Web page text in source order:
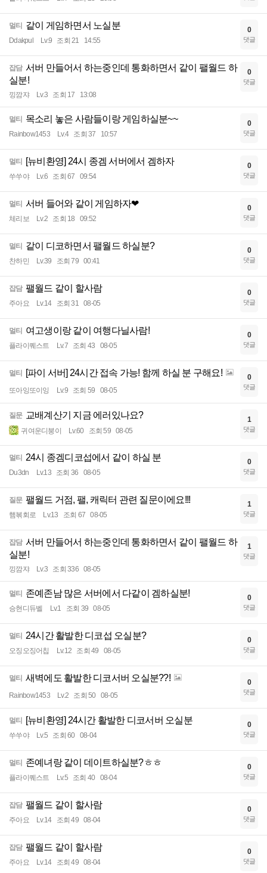
멀티 같이 게임하면서 노실분
Ddakpul Lv.9 조회 21 14:55
0
댓글
잡담 서버 만들어서 하는중인데 통화하면서 같이 팰월드 하
실분!
낑깜쟈 Lv.3 조회 17 13:08
0
댓글
멀티 목소리 놓은 사람들이랑 게임하실분~~
Rainbow1453 Lv.4 조회 37 10:57
0
댓글
멀티 [뉴비환영] 24시 종겜 서버에서 겜하자
쑤쑤야 Lv.6 조회 67 09:54
0
댓글
멀티 서버 들어와 같이 게임하자❤
체리보 Lv.2 조회 18 09:52
0
댓글
멀티 같이 디코하면서 팰월드 하실분?
찬하민 Lv.39 조회 79 00:41
0
댓글
잡담 팰월드 같이 할사람
주아요 Lv.14 조회 31 08-05
0
댓글
멀티 여고생이랑 같이 여행다닐사람!
플라이퀘스트 Lv.7 조회 43 08-05
0
댓글
멀티 [파이 서버] 24시간 접속 가능! 함께 하실 분 구해요!
또아잉또이잉 Lv.9 조회 59 08-05
0
댓글
질문 교배계산기 지금 에러있나요?
귀여운디붕이 Lv.60 조회 59 08-05
1
댓글
멀티 24시 종겜디코섭에서 같이 하실 분
Du3dn Lv.13 조회 36 08-05
0
댓글
질문 팰월드 거점, 팰, 캐릭터 관련 질문이에요!!!
햄볶회로 Lv.13 조회 67 08-05
1
댓글
잡담 서버 만들어서 하는중인데 통화하면서 같이 팰월드 하
실분!
낑깜쟈 Lv.3 조회 336 08-05
1
댓글
멀티 존예존남 많은 서버에서 다같이 겜하실분!
승현디듀벨 Lv.1 조회 39 08-05
0
댓글
멀티 24시간 활발한 디코섭 오실분?
오징오징어칩 Lv.12 조회 49 08-05
0
댓글
멀티 새벽에도 활발한 디코서버 오실분??!
Rainbow1453 Lv.2 조회 50 08-05
0
댓글
멀티 [뉴비환영] 24시간 활발한 디코서버 오실분
쑤쑤야 Lv.5 조회 60 08-04
0
댓글
멀티 존예녀랑 같이 데이트하실분?ㅎㅎ
플라이퀘스트 Lv.5 조회 40 08-04
0
댓글
잡담 팰월드 같이 할사람
주아요 Lv.14 조회 49 08-04
0
댓글
잡담 팰월드 같이 할사람
주아요 Lv.14 조회 49 08-04
0
댓글